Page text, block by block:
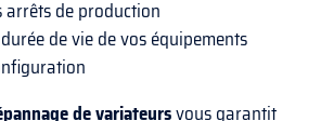
arrêts de production
de vie de vos équipements
de variateursvous garantit